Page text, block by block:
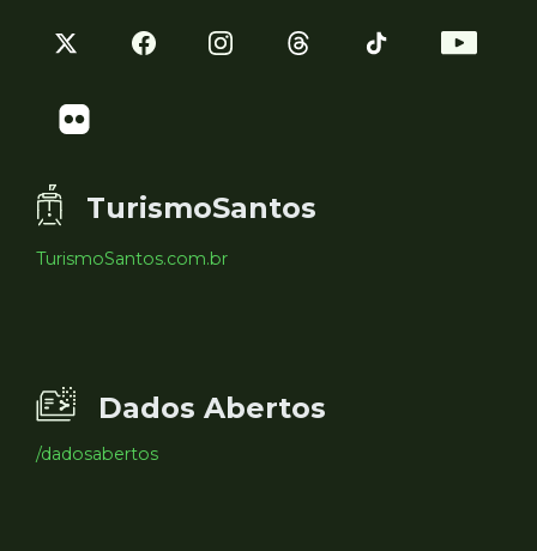
TurismoSantos
TurismoSantos.com.br
Dados Abertos
/dadosabertos